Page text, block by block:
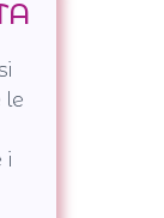
le
i